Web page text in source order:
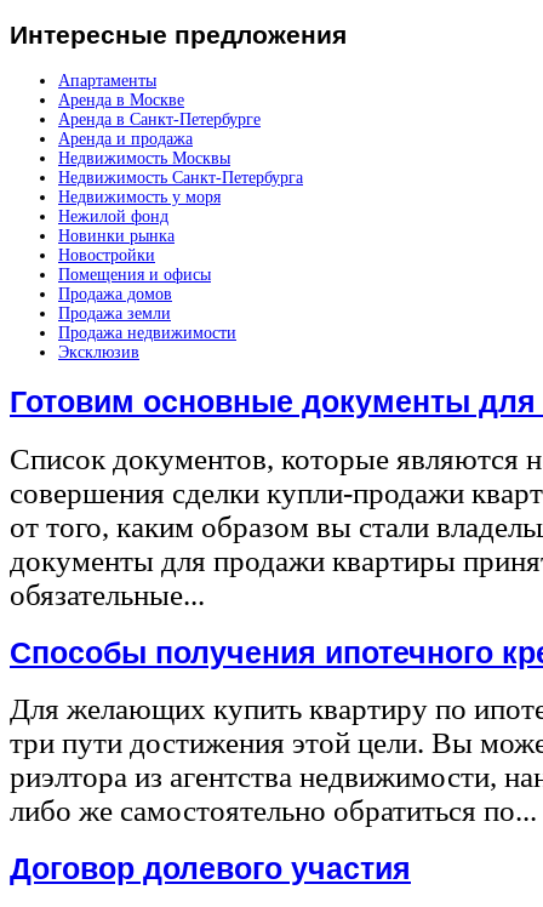
Интересные предложения
Апартаменты
Аренда в Москве
Аренда в Санкт-Петербурге
Аренда и продажа
Недвижимость Москвы
Недвижимость Санкт-Петербурга
Недвижимость у моря
Нежилой фонд
Новинки рынка
Новостройки
Помещения и офисы
Продажа домов
Продажа земли
Продажа недвижимости
Эксклюзив
Готовим основные документы
Список документов, которые являются
совершения сделки купли-продажи
от того, каким образом вы стали
документы для продажи квартиры
обязательные...
Способы получения ипотечного
Для желающих купить квартиру по
три пути достижения этой цели. Вы
риэлтора из агентства недвижимости,
либо же самостоятельно обратиться по...
Договор долевого участия